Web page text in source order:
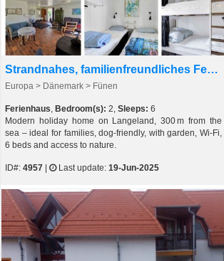
Strandnahes, familienfreundliches Ferienhaus auf Langeland, DK
Europa > Dänemark > Fünen
Ferienhaus, Bedroom(s): 2, Sleeps: 6
Modern holiday home on Langeland, 300 m from the
sea – ideal for families, dog-friendly, with garden, Wi-Fi,
6 beds and access to nature.
ID#: 4957 Last update: 19-Jun-2025